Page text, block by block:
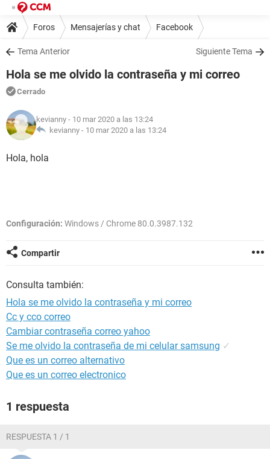
Foros Mensajerías y chat Facebook
Tema Anterior Siguiente Tema
Hola se me olvido la contraseña y mi correo
Cerrado
kevianny - 10 mar 2020 a las 13:24
kevianny - 10 mar 2020 a las 13:24
Hola, hola
Configuración: Windows / Chrome 80.0.3987.132
Compartir
Consulta también:
Hola se me olvido la contraseña y mi correo
Cc y cco correo
Cambiar contraseña correo yahoo
Se me olvido la contraseña de mi celular samsung ✓
Que es un correo alternativo
Que es un correo electronico
1 respuesta
RESPUESTA 1 / 1